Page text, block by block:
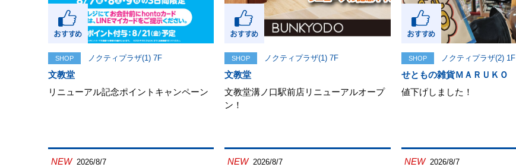
SHOP ノクティプラザ(1) 7F
文教堂
リニューアル記念ポイントキャンペーン
SHOP ノクティプラザ(1) 7F
文教堂
文教堂溝ノ口駅前店リニューアルオープ
ン！
SHOP ノクティプラザ(2) 1F
せともの雑貨ＭＡＲＵＫＯ
値下げしました！
NEW 2026/8/7 NEW 2026/8/7 NEW 2026/8/7